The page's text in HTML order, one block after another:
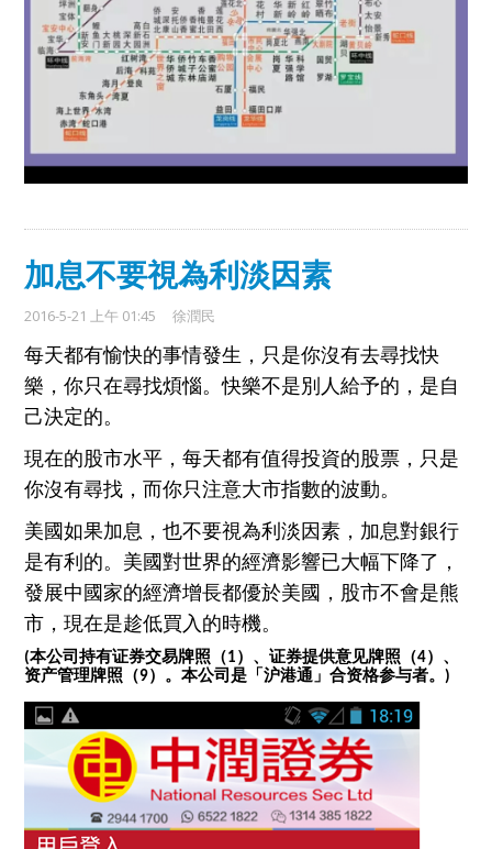
加息不要視為利淡因素
2016-5-21 上午 01:45 徐潤民
每天都有愉快的事情發生， 只是你沒有去尋找快
樂 ，你只在尋找煩惱。快樂不是別人給予的，是自
己決定的。
現在的股市水平，每天都有值得投資的股票 ，只是
你沒有尋找 ，而你只注意大市指數的波動。
美國如果加息，也不要視為利淡因素，加息對銀行
是有利的。 美國對世界的經濟影響已大幅下降了，
發展中國家的經濟增長都優於美國 ，股市不會是熊
市，現在是趁低買入的時機。
(本公司持有证券交易牌照 （ 1） 、证券提供意见牌照 （4） 、
资产管理牌照 （9） 。本公司是「沪港通」合资格参与者。)